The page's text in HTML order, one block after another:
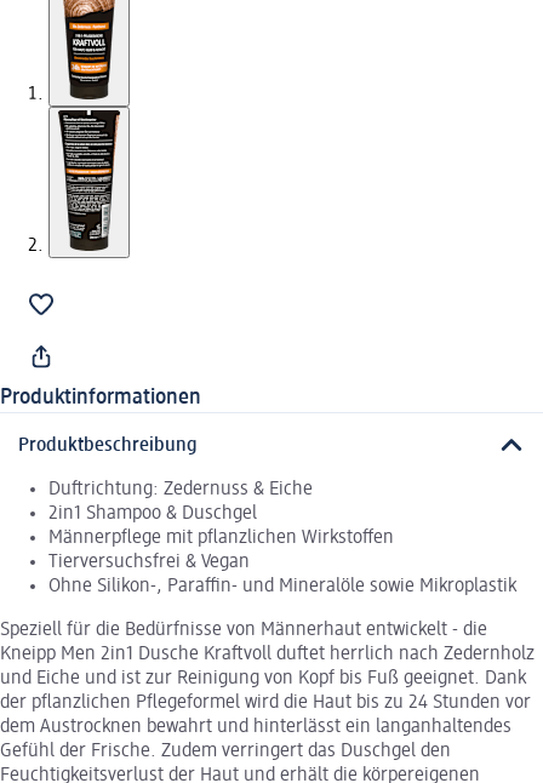
Produktinformationen
Produktbeschreibung
Duftrichtung: Zedernuss & Eiche
2in1 Shampoo & Duschgel
Männerpflege mit pflanzlichen Wirkstoffen
Tierversuchsfrei & Vegan
Ohne Silikon-, Paraffin- und Mineralöle sowie Mikroplastik
Speziell für die Bedürfnisse von Männerhaut entwickelt - die
Kneipp Men 2in1 Dusche Kraftvoll duftet herrlich nach Zedernholz
und Eiche und ist zur Reinigung von Kopf bis Fuß geeignet. Dank
der pflanzlichen Pflegeformel wird die Haut bis zu 24 Stunden vor
dem Austrocknen bewahrt und hinterlässt ein langanhaltendes
Gefühl der Frische. Zudem verringert das Duschgel den
Feuchtigkeitsverlust der Haut und erhält die körpereigenen